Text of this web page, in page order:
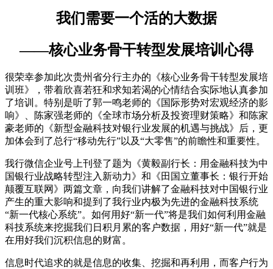
我们需要一个活的大数据
——核心业务骨干转型发展培训心得
很荣幸参加此次贵州省分行主办的《核心业务骨干转型发展培
训班》，带着欣喜若狂和求知若渴的心情结合实际地认真参加
了培训。特别是听了郭一鸣老师的《国际形势对宏观经济的影
响》、陈家强老师的《全球市场分析及投资理财策略》和陈家
豪老师的《新型金融科技对银行业发展的机遇与挑战》后，更
加体会到了总行“移动先行”以及“大零售”的前瞻性和重要性。
我行微信企业号上刊登了题为《黄毅副行长：用金融科技为中
国银行业战略转型注入新动力》和《田国立董事长：银行开始
颠覆互联网》两篇文章，向我们讲解了金融科技对中国银行业
产生的重大影响和提到了我行业内极为先进的金融科技系统
“新一代核心系统”。如何用好“新一代”将是我们如何利用金融
科技系统来挖掘我们日积月累的客户数据，用好“新一代”就是
在用好我们沉积信息的财富。
信息时代追求的就是信息的收集、挖掘和再利用，而客户行为